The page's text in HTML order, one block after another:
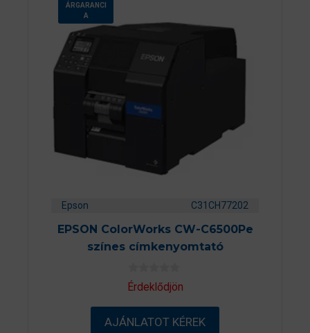
ÁRGARANCI
A
Epson C31CH77202
EPSON ColorWorks CW-C6500Pe
színes címkenyomtató
0
a
-
Érdeklődjön
AJÁNLATOT KÉREK